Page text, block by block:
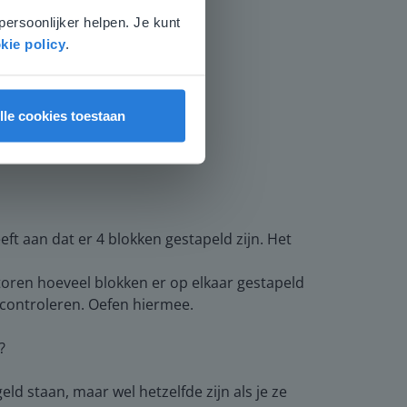
helpen. Je kunt
policy.
cookies toestaan
aan dat er 4 blokken gestapeld zijn. Het
hoeveel blokken er op elkaar gestapeld
Oefen hiermee.
staan, maar wel hetzelfde zijn als je ze